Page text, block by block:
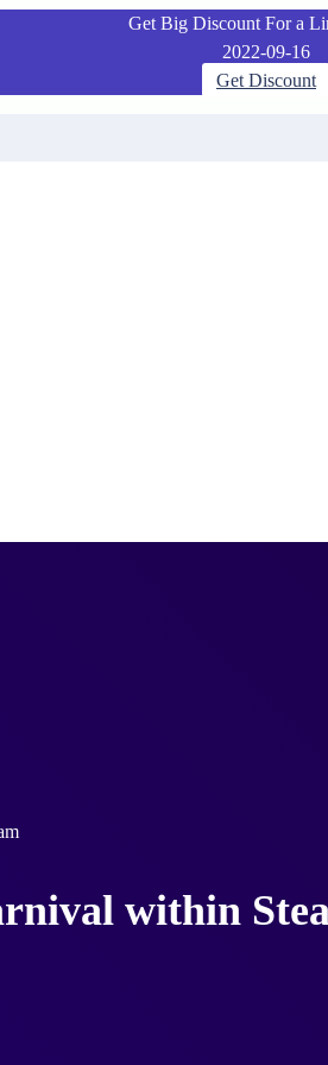
Get Big Discount For a
2022-09-16
Get Discount
within